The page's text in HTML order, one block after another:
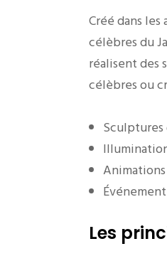
Créé dans
célèbres du
réalisent des
célèbres ou
Sculptures
Les